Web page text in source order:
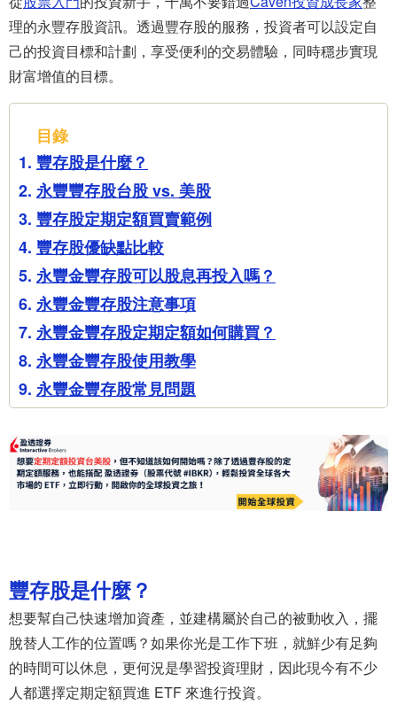
理的永豐存股資訊。透過豐存股的服務，投資者可以設定自
己的投資目標和計劃，享受便利的交易體驗，同時穩步實現
財富增值的目標。
目錄
豐存股是什麼？
永豐豐存股台股 vs. 美股
豐存股定期定額買賣範例
豐存股優缺點比較
永豐金豐存股可以股息再投入嗎？
永豐金豐存股注意事項
永豐金豐存股定期定額如何購買？
永豐金豐存股使用教學
永豐金豐存股常見問題
豐存股是什麼？
想要幫自己快速增加資產，並建構屬於自己的被動收入，擺
脫替人工作的位置嗎？如果你光是工作下班，就鮮少有足夠
的時間可以休息，更何況是學習投資理財，因此現今有不少
人都選擇定期定額買進 ETF 來進行投資。